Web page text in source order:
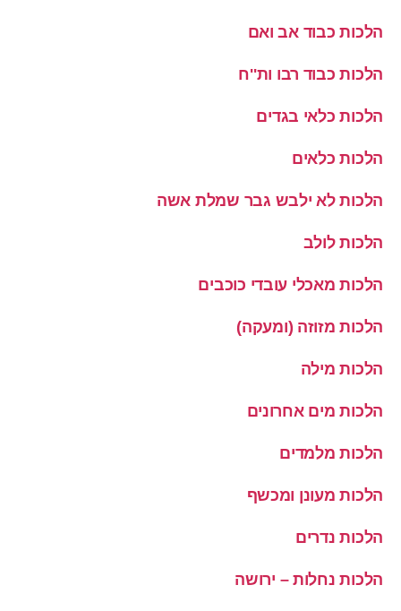
הלכות כבוד אב ואם
הלכות כבוד רבו ות''ח
הלכות כלאי בגדים
הלכות כלאים
הלכות לא ילבש גבר שמלת אשה
הלכות לולב
הלכות מאכלי עובדי כוכבים
הלכות מזוזה (ומעקה)
הלכות מילה
הלכות מים אחרונים
הלכות מלמדים
הלכות מעונן ומכשף
הלכות נדרים
הלכות נחלות – ירושה